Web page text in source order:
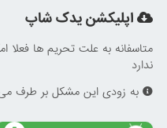
اپلیکشن یدک شاپ
متاسفانه به علت تحریم ها فعلا
ندارد
به زودی این مشکل بر طرف